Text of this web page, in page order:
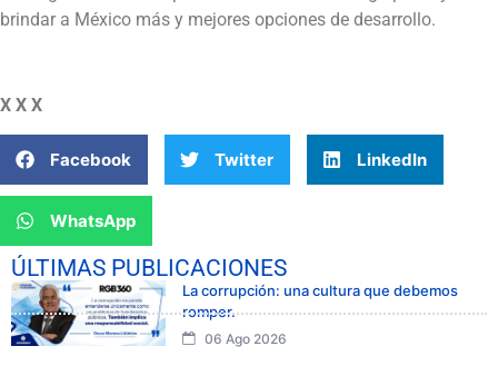
brindar a México más y mejores opciones de desarrollo.
X X X
Facebook Twitter LinkedIn
WhatsApp
ÚLTIMAS PUBLICACIONES
La corrupción: una cultura que debemos
romper.
06 Ago 2026